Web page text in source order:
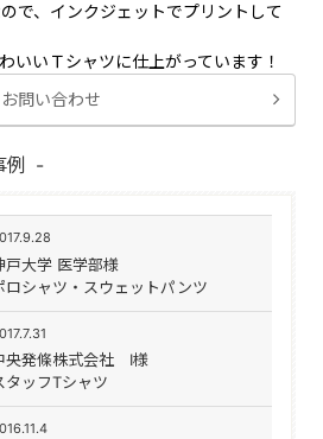
で、インクジェットでプリントして
いいＴシャツに仕上がっています！
お問い合わせ
戸大学 医学部様
ロシャツ・スウェットパンツ
央発條株式会社 I様
タッフTシャツ